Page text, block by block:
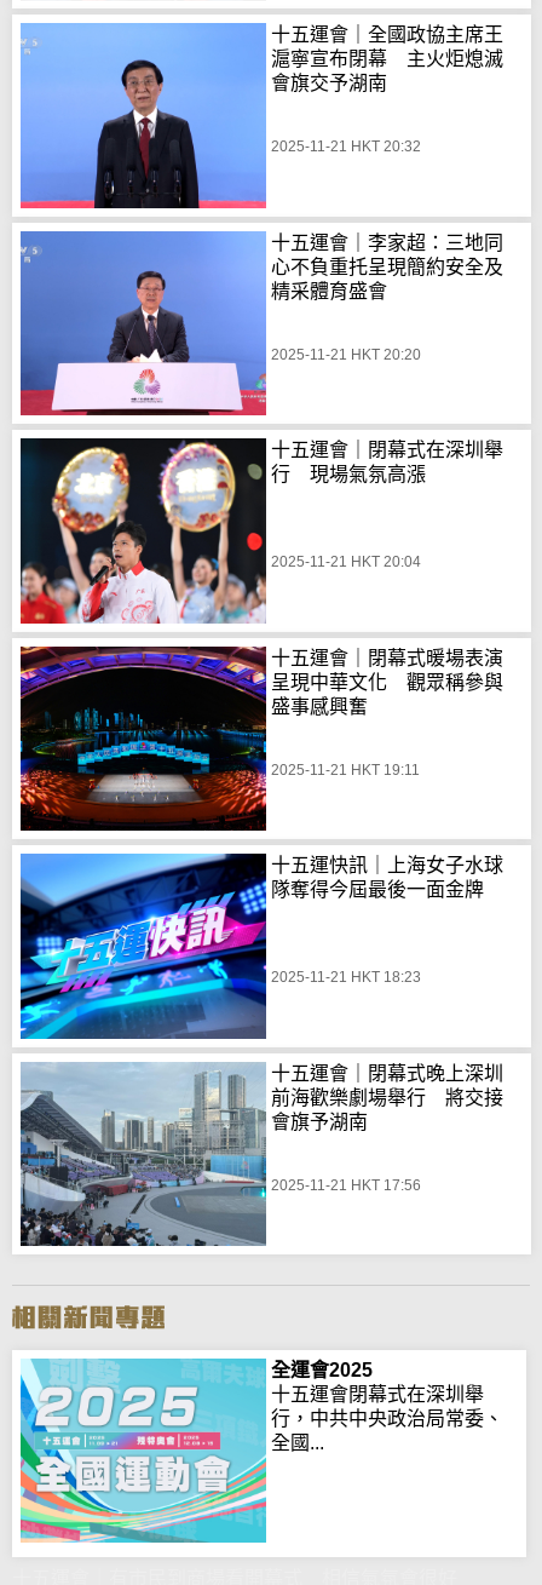
十五運會｜全國政協主席王
滬寧宣布閉幕 主火炬熄滅
會旗交予湖南
2025-11-21 HKT 20:32
十五運會｜李家超：三地同
心不負重托呈現簡約安全及
精采體育盛會
2025-11-21 HKT 20:20
十五運會｜閉幕式在深圳舉
行 現場氣氛高漲
2025-11-21 HKT 20:04
十五運會｜閉幕式暖場表演
呈現中華文化 觀眾稱參與
盛事感興奮
2025-11-21 HKT 19:11
十五運快訊｜上海女子水球
隊奪得今屆最後一面金牌
2025-11-21 HKT 18:23
十五運會｜閉幕式晚上深圳
前海歡樂劇場舉行 將交接
會旗予湖南
2025-11-21 HKT 17:56
全運會2025
十五運會閉幕式在深圳舉
行，中共中央政治局常委、
全國...